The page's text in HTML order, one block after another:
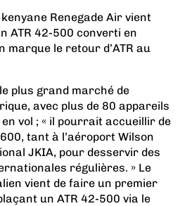
Renegade Air vient
ATR 42-500 converti en
le retour d’ATR au
plus grand marché de
avec plus de 80 appareils
vol ; « il pourrait accueillir de
tant à l’aéroport Wilson
JKIA, pour desservir des
régulières. » Le
vient de faire un premier
un ATR 42-500 via le